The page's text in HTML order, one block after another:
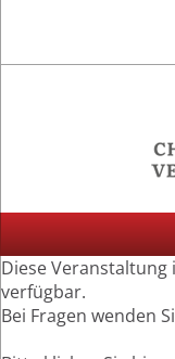
Diese
verfügbar.
Bei Fragen wenden